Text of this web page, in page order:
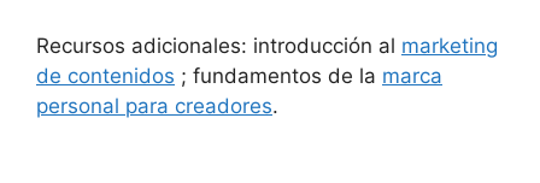
Recursos adicionales: introducción al marketing
de contenidos ; fundamentos de la marca
personal para creadores.